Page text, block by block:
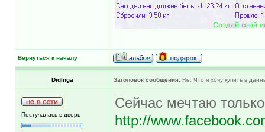
Вернуться к началу
DidInga Заголовок сообщения: Re: Что я хочу купить в
Постучалась в дверь
Сейчас мечтаю
http://